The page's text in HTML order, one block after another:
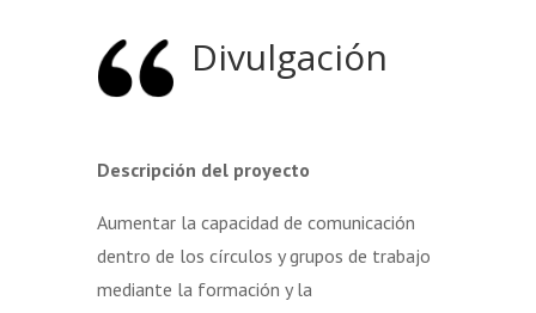
Divulgación
Descripción del proyecto
Aumentar la capacidad de comunicación
dentro de los círculos y grupos de trabajo
mediante la formación y la